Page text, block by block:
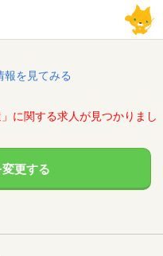
報を見てみる
に関する求人が見つかりまし
変更する